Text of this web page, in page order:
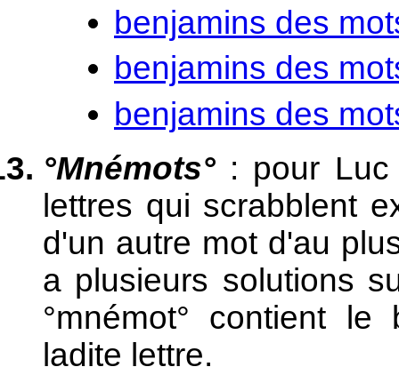
benjamins des
benjamins des
benjamins des
°Mnémots° : pour
lettres qui scrabblent
d'un autre mot d'au
a plusieurs solutions
°mnémot° contient
ladite lettre.